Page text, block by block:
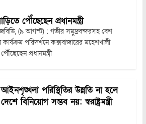
পৌঁছেছেন প্রধানমন্ত্রী
(৯ আগস্ট) : গভীর সমুদ্রবন্দরসহ বেশ
পরিদর্শনে কক্সবাজারের মহেশখালী
প্রধানমন্ত্রী
আইনশৃঙ্খলা পরিস্থিতির উন্নতি না হলে
দেশে বিনিয়োগ সম্ভব নয়: স্বরাষ্ট্রমন্ত্রী